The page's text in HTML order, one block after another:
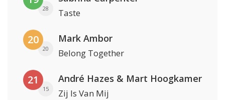
28 Taste
20
20
Mark Ambor
Belong Together
21
15
André Hazes & Mart Hoogkamer
Zij Is Van Mij